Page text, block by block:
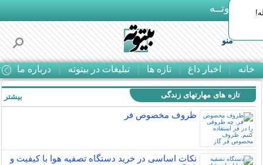
بـیتوتــه
منو
خانه اخبار داغ تازه ها تبلیغات در بیتوته درباره ما
تازه های مهارتهای زندگی
ظروف مخصوص فر
نکات اساسی در خرید دستگاه تصفیه هوا با کیفیت و
بیشتر